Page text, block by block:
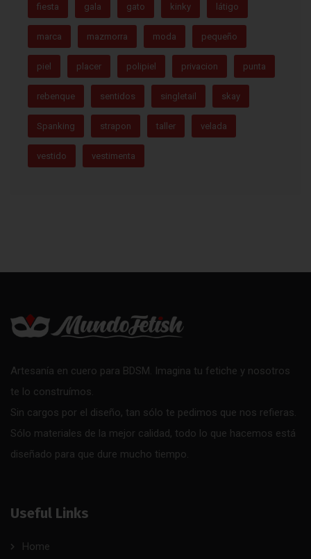
fiesta gala gato kinky látigo
marca mazmorra moda pequeño
piel placer polipiel privacion punta
rebenque sentidos singletail skay
Spanking strapon taller velada
vestido vestimenta
Artesanía en cuero para BDSM. Imagina tu fetiche y nosotros
te lo construímos.
Sin cargos por el diseño, tan sólo te pedimos que nos refieras.
Sólo materiales de la mejor calidad, todo lo que hacemos está
diseñado para que dure mucho tiempo.
Useful Links
Home